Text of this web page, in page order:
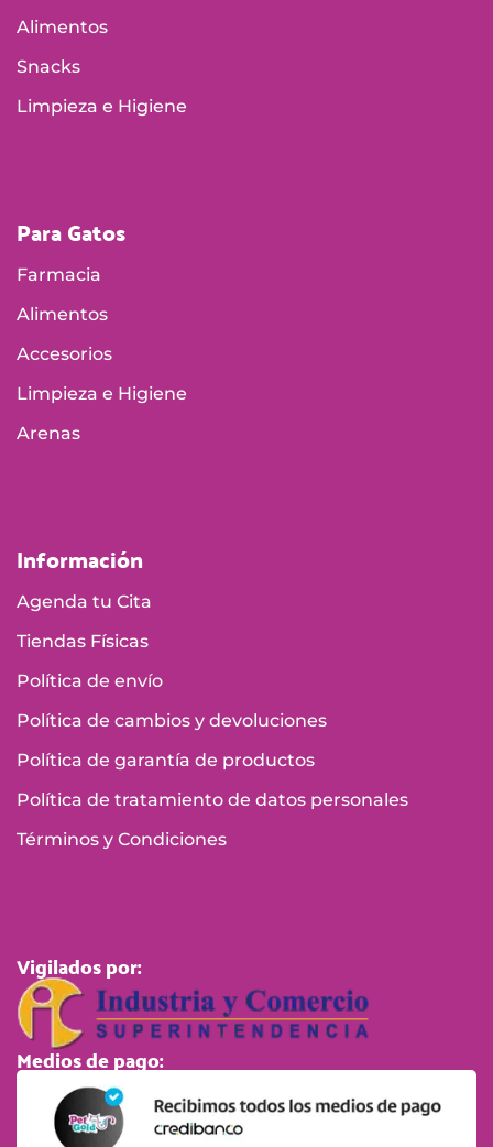
Alimentos
Snacks
Limpieza e Higiene
Para Gatos
Farmacia
Alimentos
Accesorios
Limpieza e Higiene
Arenas
Información
Agenda tu Cita
Tiendas Físicas
Política de envío
Política de cambios y devoluciones
Política de garantía de productos
Política de tratamiento de datos personales
Términos y Condiciones
Vigilados por:
Medios de pago: